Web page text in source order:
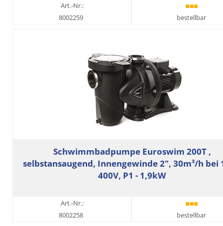
Art.-Nr.:
8002259
bestellbar
Schwimmbadpumpe Euroswim 200T ,
selbstansaugend, Innengewinde 2", 30m³/h bei
400V, P1 - 1,9kW
Art.-Nr.:
8002258
bestellbar